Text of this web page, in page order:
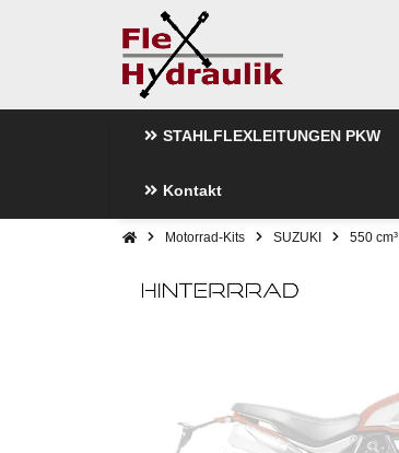
STAHLFLEXLEITUNGEN PKW
Kontakt
Motorrad-Kits SUZUKI 550 cm³